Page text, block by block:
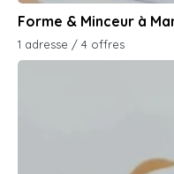
Forme & Minceur à
1 adresse / 4 offres